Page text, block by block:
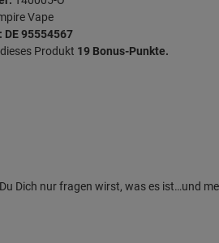
Vape
DE 95554567
Produkt 19 Bonus-Punkte.
Dich nur fragen wirst, was es ist…und